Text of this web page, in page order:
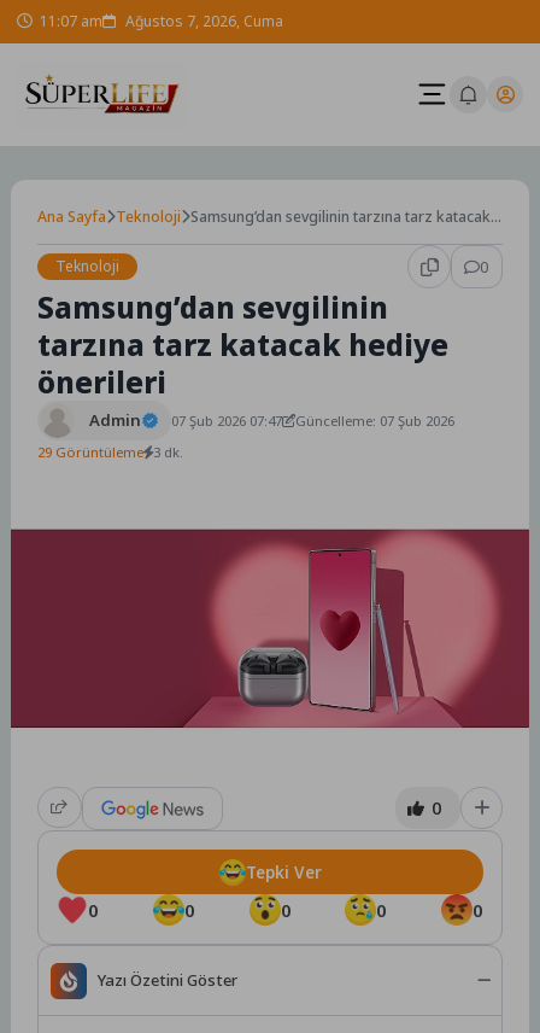
Skip 11:07 am Ağustos 7, 2026, Cuma
Ana Sayfa Teknoloji Samsung’dan sevgilinin tarzına tarz katacak
Teknoloji
0
Samsung’dan sevgilinin
tarzına tarz katacak hediye
önerileri
Admin 07 Şub 2026 07:47
Güncelleme: 07 Şub 2026
29 Görüntüleme 3 dk.
0
0 0 0 0 0
Tepki Ver
Yazı Özetini Göster